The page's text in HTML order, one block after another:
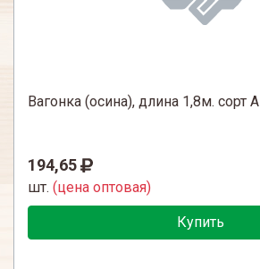
Вагонка (осина), длина 1,8м. сорт А
194,65
шт. (цена оптовая)
Купить